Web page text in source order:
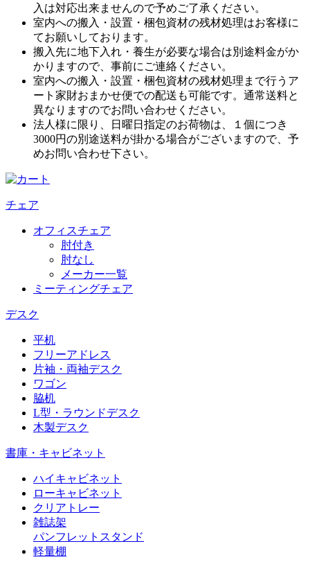
入は対応出来ませんので予めご了承ください。
室内への搬入・設置・梱包資材の残材処理はお客様に
てお願いしております。
搬入先に地下入れ・養生が必要な場合は別途料金がか
かりますので、事前にご連絡ください。
室内への搬入・設置・梱包資材の残材処理まで行うア
ート家財おまかせ便での配送も可能です。通常送料と
異なりますのでお問い合わせください。
法人様に限り、日曜日指定のお荷物は、１個につき
3000円の別途送料が掛かる場合がございますので、予
めお問い合わせ下さい。
チェア
オフィスチェア
肘付き
肘なし
メーカー一覧
ミーティングチェア
デスク
平机
フリーアドレス
片袖・両袖デスク
ワゴン
脇机
L型・ラウンドデスク
木製デスク
書庫・キャビネット
ハイキャビネット
ローキャビネット
クリアトレー
雑誌架
パンフレットスタンド
軽量棚